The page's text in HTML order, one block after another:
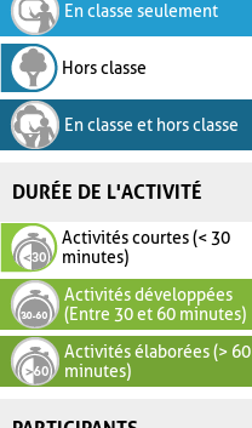
En classe seulement
Hors classe
En classe et hors classe
DURÉE DE L'ACTIVITÉ
Activités courtes (< 30
minutes)
Activités développées
(Entre 30 et 60 minutes)
Activités élaborées (> 60
minutes)